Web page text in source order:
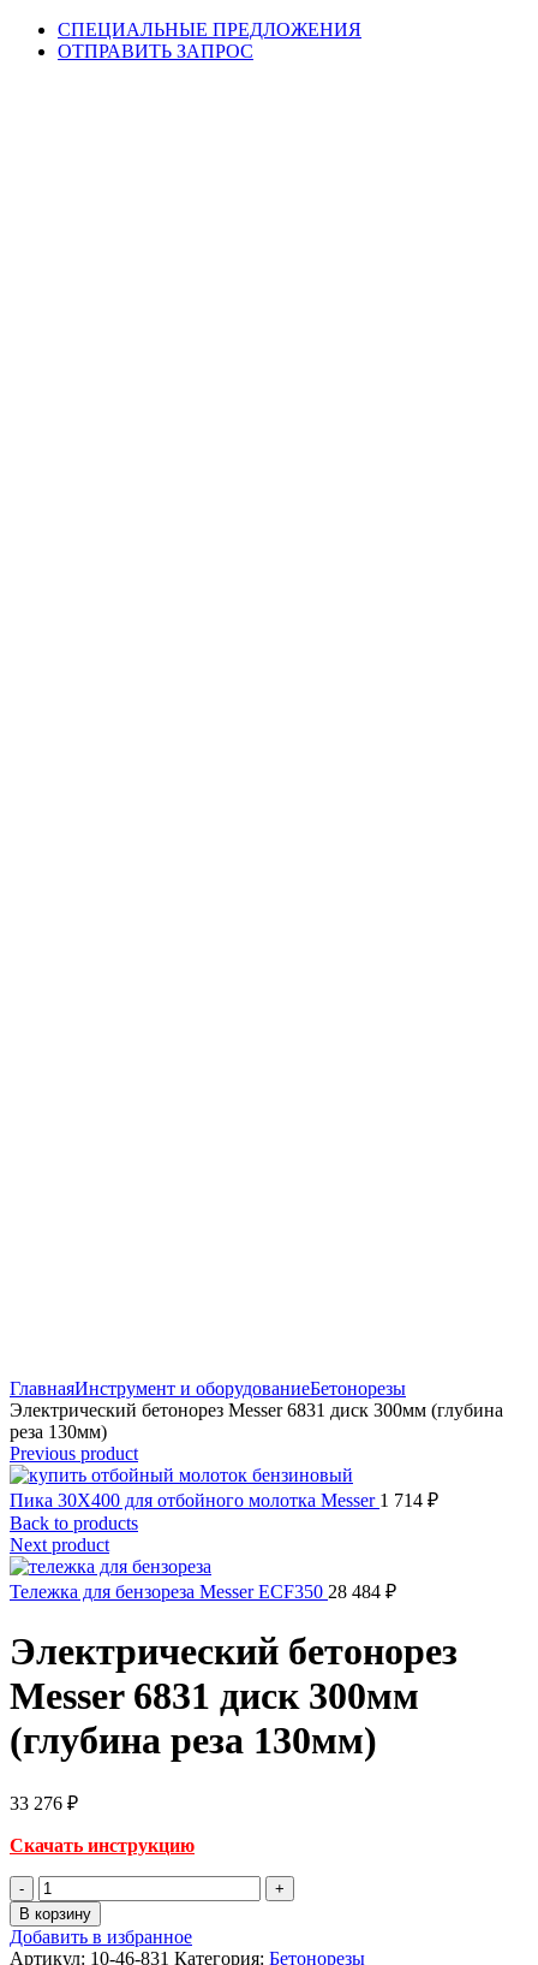
СПЕЦИАЛЬНЫЕ ПРЕДЛОЖЕНИЯ
ОТПРАВИТЬ ЗАПРОС
ГлавнаяИнструмент и оборудованиеБетонорезы
Электрический бетонорез Messer 6831 диск 300мм (глубина
реза 130мм)
Previous product
Пика 30X400 для отбойного молотка Messer 1 714 ₽
Back to products
Next product
Тележка для бензореза Messer ECF350 28 484 ₽
Электрический бетонорез
Messer 6831 диск 300мм
(глубина реза 130мм)
33 276 ₽
Скачать инструкцию
Количество
товара
Электрический
бетонорез
В корзину
Добавить в избранное
Артикул: 10-46-831 Категория: Бетонорезы